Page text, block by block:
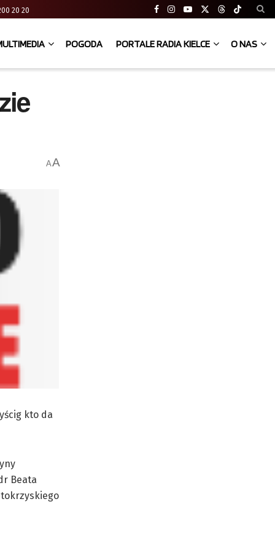
200 20 20
POGODA PORTALE RADIA KIELCE O NAS
AA
kto da
Beata